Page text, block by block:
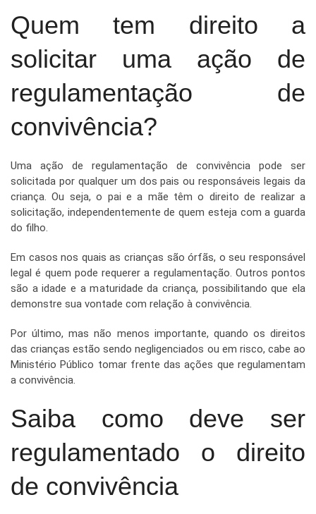
Quem tem direito a
solicitar uma ação de
regulamentação de
convivência?
Uma ação de regulamentação de convivência pode ser
solicitada por qualquer um dos pais ou responsáveis legais da
criança. Ou seja, o pai e a mãe têm o direito de realizar a
solicitação, independentemente de quem esteja com a guarda
do filho.
Em casos nos quais as crianças são órfãs, o seu responsável
legal é quem pode requerer a regulamentação. Outros pontos
são a idade e a maturidade da criança, possibilitando que ela
demonstre sua vontade com relação à convivência.
Por último, mas não menos importante, quando os direitos
das crianças estão sendo negligenciados ou em risco, cabe ao
Ministério Público tomar frente das ações que regulamentam
a convivência.
Saiba como deve ser
regulamentado o direito
de convivência